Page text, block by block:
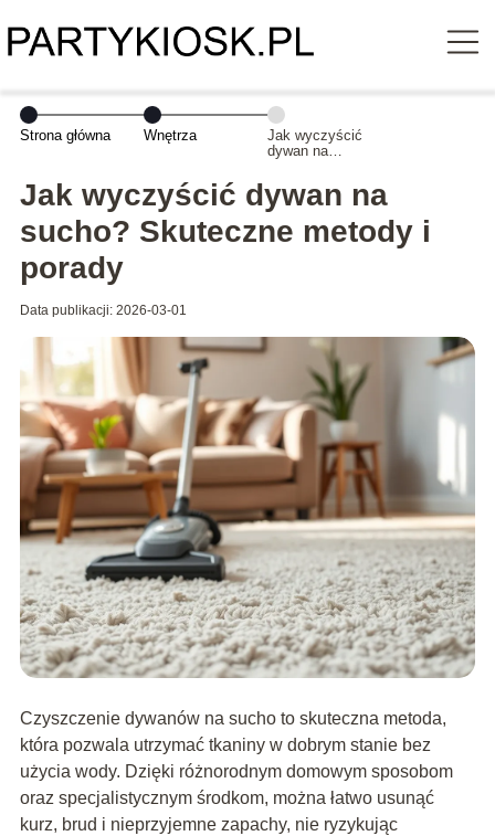
Strona główna Wnętrza
Jak wyczyścić
dywan na
metody i porady
Jak wyczyścić dywan na
sucho? Skuteczne metody i
porady
Data publikacji: 2026-03-01
Czyszczenie dywanów na sucho to skuteczna metoda,
która pozwala utrzymać tkaniny w dobrym stanie bez
użycia wody. Dzięki różnorodnym domowym sposobom
oraz specjalistycznym środkom, można łatwo usunąć
kurz, brud i nieprzyjemne zapachy, nie ryzykując